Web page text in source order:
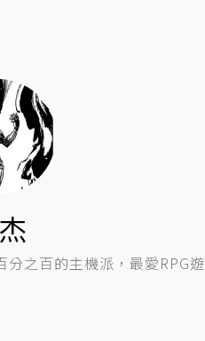
之百的主機派，最愛RPG遊